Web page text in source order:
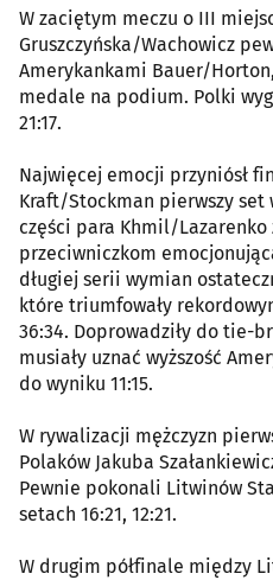
W zaciętym meczu o III
Gruszczyńska/Wachowicz
Amerykankami Bauer/
medale na podium. Polki
21:17.
Najwięcej emocji przyniósł
Kraft/Stockman pierwszy set
części para Khmil/Lazarenko
przeciwniczkom
długiej serii wymian
które triumfowały
36:34. Doprowadziły do tie-
musiały uznać wyższość
do wyniku 11:15.
W rywalizacji mężczyzn
Polaków Jakuba
Pewnie pokonali Litwinów
setach 16:21, 12:21.
W drugim półfinale między